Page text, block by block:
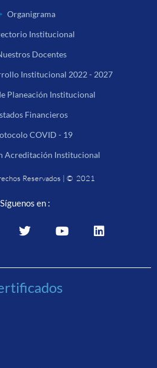
Organigrama
Institucional
Docentes
Institucional 2022 - 2027
Planeación Institucional
Financieros
COVID - 19
Acreditación Institucional
Reservados | © 2021
Síguenos en :